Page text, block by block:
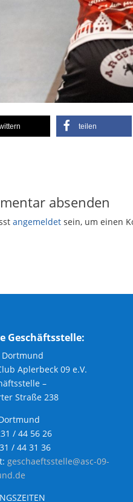
teilen
absenden
angemeldet sein, um einen
Geschäftsstelle:
Dortmund
Aplerbeck 09 e.V.
–
Straße 238
/ 44 56 26
/ 44 31 36
geschaeftsstelle@asc-09-